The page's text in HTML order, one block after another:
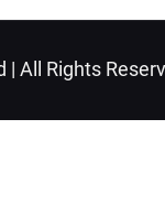
All Rights